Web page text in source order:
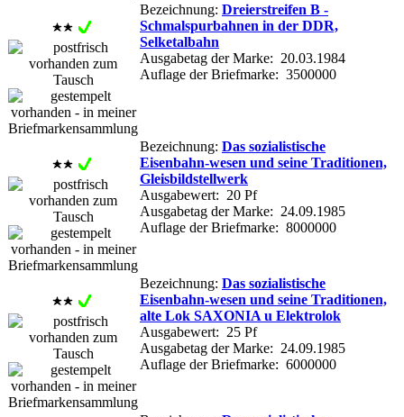
Bezeichnung: Dreierstreifen B -
Schmalspurbahnen in der DDR,
Selketalbahn
Ausgabetag der Marke: 20.03.1984
Auflage der Briefmarke: 3500000
Bezeichnung: Das sozialistische
Eisenbahn-wesen und seine Traditionen,
Gleisbildstellwerk
Ausgabewert: 20 Pf
Ausgabetag der Marke: 24.09.1985
Auflage der Briefmarke: 8000000
Bezeichnung: Das sozialistische
Eisenbahn-wesen und seine Traditionen,
alte Lok SAXONIA u Elektrolok
Ausgabewert: 25 Pf
Ausgabetag der Marke: 24.09.1985
Auflage der Briefmarke: 6000000